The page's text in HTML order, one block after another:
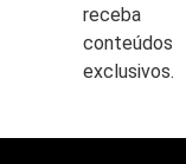
receba
conteúdos
exclusivos.